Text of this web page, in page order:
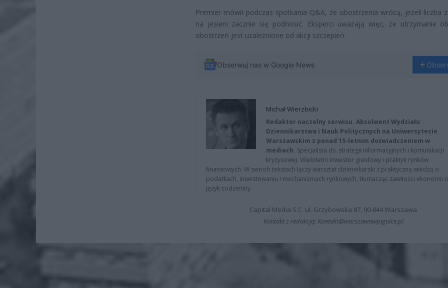
Premier mówił podczas spotkania Q&A, że obostrzenia wrócą, jeżeli liczba
na jesieni zacznie się podnosić. Eksperci uważają więc, że utrzymanie
obostrzeń jest uzależnione od akcji szczepień.
Obserwuj nas w Google News
Michał Wierzbicki
Redaktor naczelny serwisu. Absolwent Wydziału
Dziennikarstwa i Nauk Politycznych na Uniwersytecie
Warszawskim z ponad 15-letnim doświadczeniem w
mediach. Specjalista ds. strategii informacyjnych i komunikacji
kryzysowej. Wieloletni inwestor giełdowy i praktyk rynków
finansowych. W swoich tekstach łączy warsztat dziennikarski z praktyczną wiedzą o
podatkach, inwestowaniu i mechanizmach rynkowych, tłumacząc zawiłości ekonomii
język codzienny.
Capital Media S.C. ul. Grzybowska 87, 00-844 Warszawa
Kontakt z redakcją: Kontakt@warszawawpigulce.pl